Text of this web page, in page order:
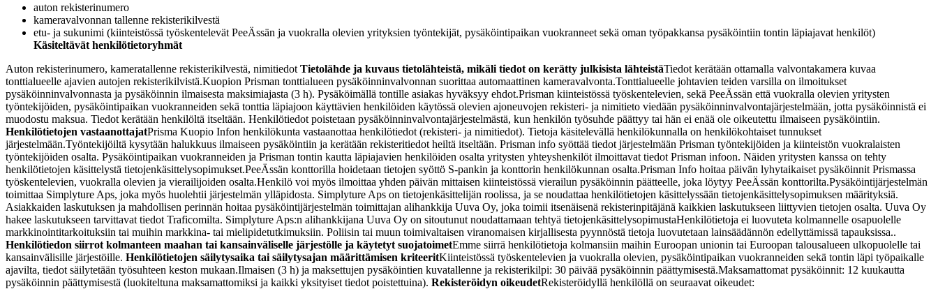
auton rekisterinumero
kameravalvonnan tallenne rekisterikilvestä
etu- ja sukunimi (kiinteistössä työskentelevät PeeÄssän ja vuokralla olevien yrityksien työntekijät, pysäköintipaikan vuokranneet sekä oman työpakkansa pysäköintiin tontin läpiajavat henkilöt)
Käsiteltävät henkilötietoryhmät
Auton rekisterinumero, kameratallenne rekisterikilvestä, nimitiedot Tietolähde ja kuvaus tietolähteistä, mikäli tiedot on kerätty julkisista lähteistäTiedot kerätään ottamalla valvontakamera kuvaa
tonttialueelle ajavien autojen rekisterikilvistä.Kuopion Prisman tonttialueen pysäköinninvalvonnan suorittaa automaattinen kameravalvonta.Tonttialueelle johtavien teiden varsilla on ilmoitukset
pysäköinninvalvonnasta ja pysäköinnin ilmaisesta maksimiajasta (3 h). Pysäköimällä tontille asiakas hyväksyy ehdot.Prisman kiinteistössä työskentelevien, sekä PeeÄssän että vuokralla olevien yritysten
työntekijöiden, pysäköintipaikan vuokranneiden sekä tonttia läpiajoon käyttävien henkilöiden käytössä olevien ajoneuvojen rekisteri- ja nimitieto viedään pysäköinninvalvontajärjestelmään, jotta pysäköinnistä ei
muodostu maksua. Tiedot kerätään henkilöltä itseltään. Henkilötiedot poistetaan pysäköinninvalvontajärjestelmästä, kun henkilön työsuhde päättyy tai hän ei enää ole oikeutettu ilmaiseen pysäköintiin.
Henkilötietojen vastaanottajatPrisma Kuopio Infon henkilökunta vastaanottaa henkilötiedot (rekisteri- ja nimitiedot). Tietoja käsitelevällä henkilökunnalla on henkilökohtaiset tunnukset
järjestelmään.Työntekijöiltä kysytään halukkuus ilmaiseen pysäköintiin ja kerätään rekisteritiedot heiltä itseltään. Prisman info syöttää tiedot järjestelmään Prisman työntekijöiden ja kiinteistön vuokralaisten
työntekijöiden osalta. Pysäköintipaikan vuokranneiden ja Prisman tontin kautta läpiajavien henkilöiden osalta yritysten yhteyshenkilöt ilmoittavat tiedot Prisman infoon. Näiden yritysten kanssa on tehty
henkilötietojen käsittelystä tietojenkäsittelysopimukset.PeeÄssän konttorilla hoidetaan tietojen syöttö S-pankin ja konttorin henkilökunnan osalta.Prisman Info hoitaa päivän lyhytaikaiset pysäköinnit Prismassa
työskentelevien, vuokralla olevien ja vierailijoiden osalta.Henkilö voi myös ilmoittaa yhden päivän mittaisen kiinteistössä vierailun pysäköinnin päätteelle, joka löytyy PeeÄssän konttorilta.Pysäköintijärjestelmän
toimittaa Simplyture Aps, joka myös huolehtii järjestelmän ylläpidosta. Simplyture Aps on tietojenkäsittelijän roolissa, ja se noudattaa henkilötietojen käsittelyssään tietojenkäsittelysopimuksen määrityksiä.
Asiakkaiden laskutuksen ja mahdollisen perinnän hoitaa pysäköintijärjestelmän toimittajan alihankkija Uuva Oy, joka toimii itsenäisenä rekisterinpitäjänä kaikkien laskutukseen liittyvien tietojen osalta. Uuva Oy
hakee laskutukseen tarvittavat tiedot Traficomilta. Simplyture Aps:n alihankkijana Uuva Oy on sitoutunut noudattamaan tehtyä tietojenkäsittelysopimustaHenkilötietoja ei luovuteta kolmannelle osapuolelle
markkinointitarkoituksiin tai muihin markkina- tai mielipidetutkimuksiin. Poliisin tai muun toimivaltaisen viranomaisen kirjallisesta pyynnöstä tietoja luovutetaan lainsäädännön edellyttämissä tapauksissa..
Henkilötiedon siirrot kolmanteen maahan tai kansainväliselle järjestölle ja käytetyt suojatoimetEmme siirrä henkilötietoja kolmansiin maihin Euroopan unionin tai Euroopan talousalueen ulkopuolelle tai
kansainvälisille järjestöille. Henkilötietojen säilytysaika tai säilytysajan määrittämisen kriteeritKiinteistössä työskentelevien ja vuokralla olevien, pysäköintipaikan vuokranneiden sekä tontin läpi työpaikalle
ajavilta, tiedot säilytetään työsuhteen keston mukaan.Ilmaisen (3 h) ja maksettujen pysäköintien kuvatallenne ja rekisterikilpi: 30 päivää pysäköinnin päättymisestä.Maksamattomat pysäköinnit: 12 kuukautta
pysäköinnin päättymisestä (luokiteltuna maksamattomiksi ja kaikki yksityiset tiedot poistettuina). Rekisteröidyn oikeudetRekisteröidyllä henkilöllä on seuraavat oikeudet: